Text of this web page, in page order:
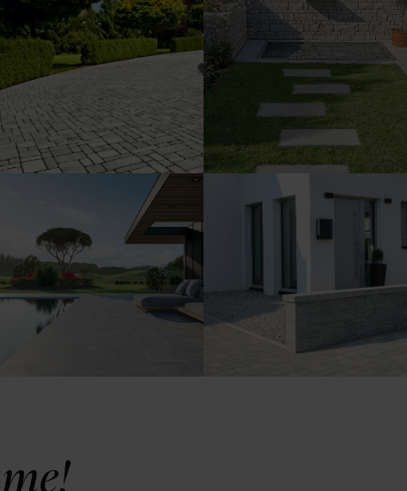
Ausfahrt. Durchfahrt.
Einfahrt. Heimfahrt.
Kreatives Gestalten
mit unseren Zaun- und
Mauersteinen.
Splash.
Poolumrandungen.
Klar.